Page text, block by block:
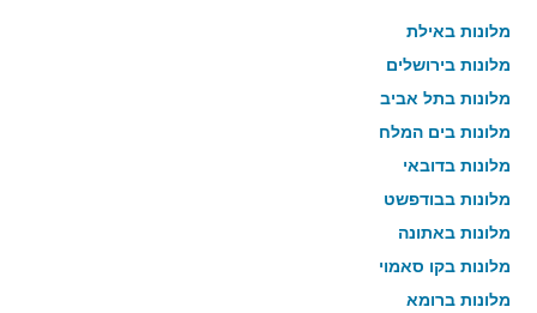
מלונות באילת
מלונות בירושלים
מלונות בתל אביב
מלונות בים המלח
מלונות בדובאי
מלונות בבודפשט
מלונות באתונה
מלונות בקו סאמוי
מלונות ברומא